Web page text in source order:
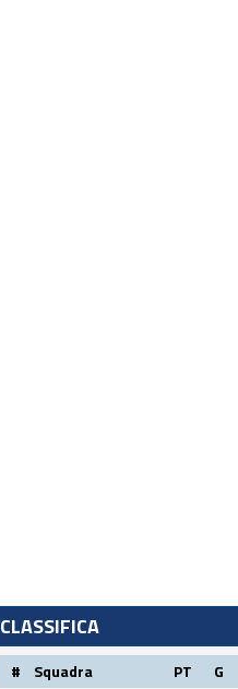
CLASSIFICA
# Squadra PT G